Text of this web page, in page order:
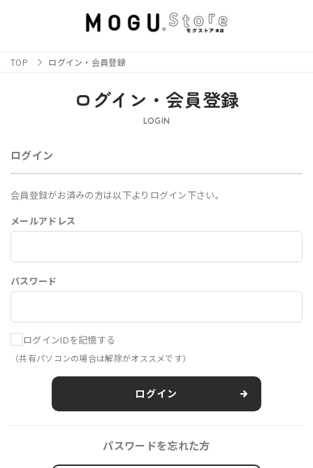
TOP ログイン・会員登録
ログイン・会員登録
LOGIN
ログイン
会員登録がお済みの方は以下よりログイン下さい。
メールアドレス
パスワード
ログインIDを記憶する
（共有パソコンの場合は解除がオススメです）
ログイン
パスワードを忘れた方